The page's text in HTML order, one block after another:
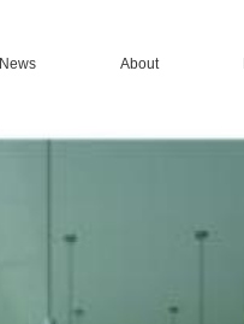
News About